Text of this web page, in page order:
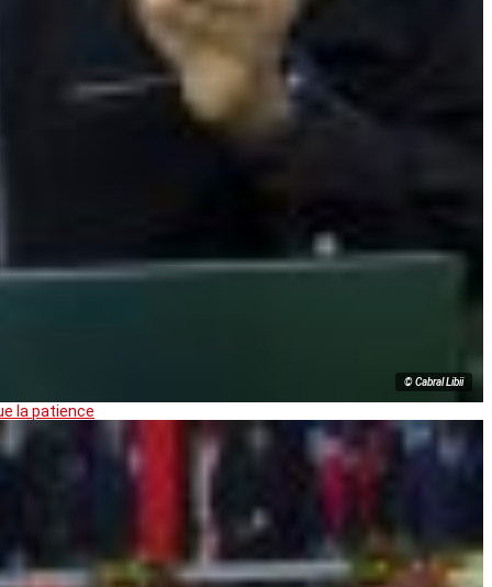
© Cabral Libii
la patience